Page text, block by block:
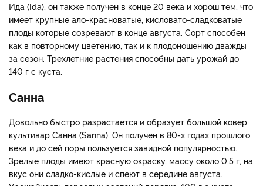
Ида (Ida), он также получен в конце 20 века и хорош тем, что
имеет крупные ало-красноватые, кисловато-сладковатые
плоды которые созревают в конце августа. Сорт способен
как в повторному цветению, так и к плодоношению дважды
за сезон. Трехлетние растения способны дать урожай до
140 г с куста.
Санна
Довольно быстро разрастается и образует большой ковер
культивар Санна (Sanna). Он получен в 80-х годах прошлого
века и до сей поры пользуется завидной популярностью.
Зрелые плоды имеют красную окраску, массу около 0,5 г, на
вкус они сладко-кислые и спеют в середине августа.